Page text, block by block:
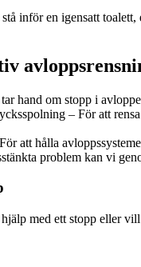
inför en igensatt
hand om stopp i
– För att
att hålla
problem kan vi
med ett stopp eller